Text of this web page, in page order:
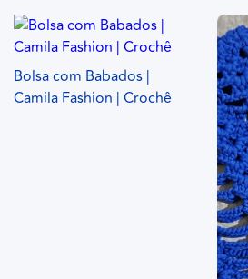
Bolsa com Babados |
Camila Fashion | Crochê